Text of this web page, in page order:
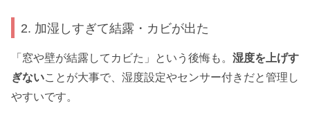
2. 加湿しすぎて結露・カビが出た
「窓や壁が結露してカビた」という後悔も。 湿度を上げす
ぎないことが大事で、湿度設定やセンサー付きだと管理し
やすいです。